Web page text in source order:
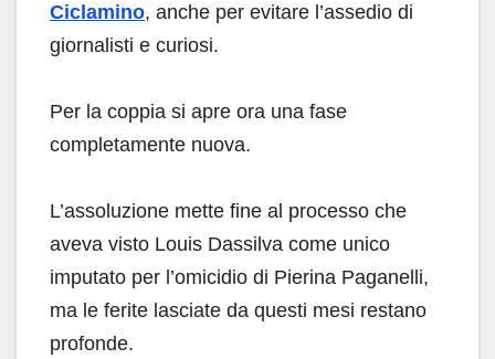
Ciclamino, anche per evitare l’assedio di
giornalisti e curiosi.
Per la coppia si apre ora una fase
completamente nuova.
L’assoluzione mette fine al processo che
aveva visto Louis Dassilva come unico
imputato per l’omicidio di Pierina Paganelli,
ma le ferite lasciate da questi mesi restano
profonde.